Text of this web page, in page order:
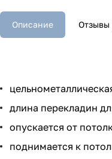
Описание Отзывы
длина перекладин
опускается от
поднимается к